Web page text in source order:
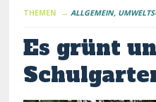
THEMEN → ALLGEMEIN
Es grünt